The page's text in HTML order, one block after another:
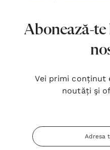
Abonează-
Vei primi conținut
noutăți şi
Adresa
Email